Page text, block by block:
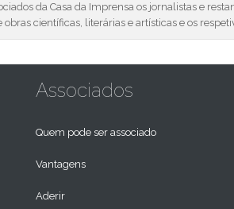
da Casa da Imprensa os jornalistas e
obras científicas, literárias e artísticas e os
Associados
Quem pode ser associado
Vantagens
Aderir